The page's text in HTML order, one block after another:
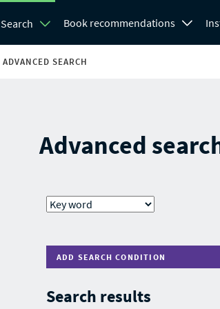
Search Book recommendations
ADVANCED SEARCH
Advanced
ADD SEARCH CONDITION
Search results